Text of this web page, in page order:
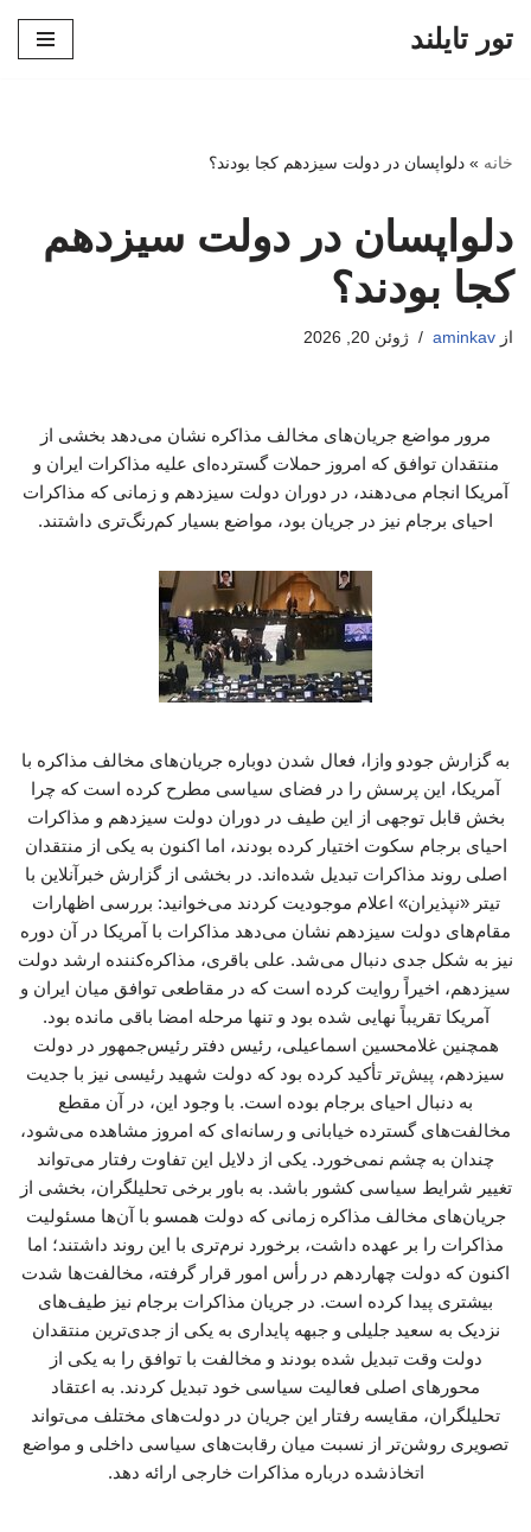
تور تایلند
خانه » دلواپسان در دولت سیزدهم کجا بودند؟
دلواپسان در دولت سیزدهم
کجا بودند؟
از aminkav ژوئن 20, 2026
مرور مواضع جریان‌های مخالف مذاکره نشان می‌دهد بخشی از
منتقدان توافق که امروز حملات گسترده‌ای علیه مذاکرات ایران و
آمریکا انجام می‌دهند، در دوران دولت سیزدهم و زمانی که مذاکرات
احیای برجام نیز در جریان بود، مواضع بسیار کم‌رنگ‌تری داشتند.
به گزارش جودو وازا، فعال شدن دوباره جریان‌های مخالف مذاکره با
آمریکا، این پرسش را در فضای سیاسی مطرح کرده است که چرا
بخش قابل توجهی از این طیف در دوران دولت سیزدهم و مذاکرات
احیای برجام سکوت اختیار کرده بودند، اما اکنون به یکی از منتقدان
اصلی روند مذاکرات تبدیل شده‌اند. در بخشی از گزارش خبرآنلاین با
تیتر «نپذیران» اعلام موجودیت کردند می‌خوانید: بررسی اظهارات
مقام‌های دولت سیزدهم نشان می‌دهد مذاکرات با آمریکا در آن دوره
نیز به شکل جدی دنبال می‌شد. علی باقری، مذاکره‌کننده ارشد دولت
سیزدهم، اخیراً روایت کرده است که در مقاطعی توافق میان ایران و
آمریکا تقریباً نهایی شده بود و تنها مرحله امضا باقی مانده بود.
همچنین غلامحسین اسماعیلی، رئیس دفتر رئیس‌جمهور در دولت
سیزدهم، پیش‌تر تأکید کرده بود که دولت شهید رئیسی نیز با جدیت
به دنبال احیای برجام بوده است. با وجود این، در آن مقطع
مخالفت‌های گسترده خیابانی و رسانه‌ای که امروز مشاهده می‌شود،
چندان به چشم نمی‌خورد. یکی از دلایل این تفاوت رفتار می‌تواند
تغییر شرایط سیاسی کشور باشد. به باور برخی تحلیلگران، بخشی از
جریان‌های مخالف مذاکره زمانی که دولت همسو با آن‌ها مسئولیت
مذاکرات را بر عهده داشت، برخورد نرم‌تری با این روند داشتند؛ اما
اکنون که دولت چهاردهم در رأس امور قرار گرفته، مخالفت‌ها شدت
بیشتری پیدا کرده است. در جریان مذاکرات برجام نیز طیف‌های
نزدیک به سعید جلیلی و جبهه پایداری به یکی از جدی‌ترین منتقدان
دولت وقت تبدیل شده بودند و مخالفت با توافق را به یکی از
محورهای اصلی فعالیت سیاسی خود تبدیل کردند. به اعتقاد
تحلیلگران، مقایسه رفتار این جریان در دولت‌های مختلف می‌تواند
تصویری روشن‌تر از نسبت میان رقابت‌های سیاسی داخلی و مواضع
اتخاذشده درباره مذاکرات خارجی ارائه دهد.